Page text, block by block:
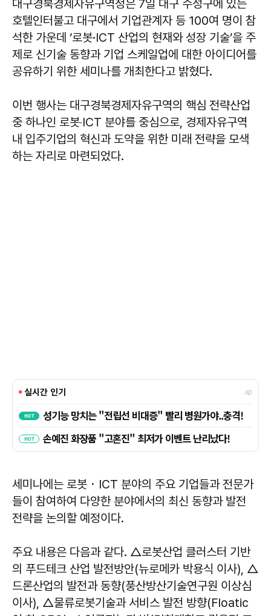
대구경북경제자유구역청은 7일 대구 수성구에 있는
호텔인터불고 대구에서 기업관계자 등 100여 명이 참
석한 가운데 ‘로봇·ICT 산업의 현재와 성장 기술’을 주
제로 신기술 동향과 기업 스케일업에 대한 아이디어를
공유하기 위한 세미나를 개최한다고 밝혔다.
이번 행사는 대구경북경제자유구역의 핵심 전략산업
중 하나인 로봇‧ICT 분야를 중심으로, 경제자유구역
내 입주기업의 혁신과 도약을 위한 미래 전략을 모색
하는 자리로 마련되었다.
세미나에는 로봇・ICT 분야의 주요 기업들과 전문가
들이 참여하여 다양한 분야에서의 최신 동향과 발전
전략을 논의할 예정이다.
주요 내용은 다음과 같다. △로봇산업 클러스터 기반
의 푸드테크 산업 발전방안(뉴로메카 박용식 이사), △
드론산업의 발전과 동향(풍산방산기술연구원 이상심
이사), △물류로봇기술과 서비스 발전 방향(Floatic